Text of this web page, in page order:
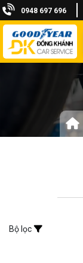
0948 697 696
Bộ lọc